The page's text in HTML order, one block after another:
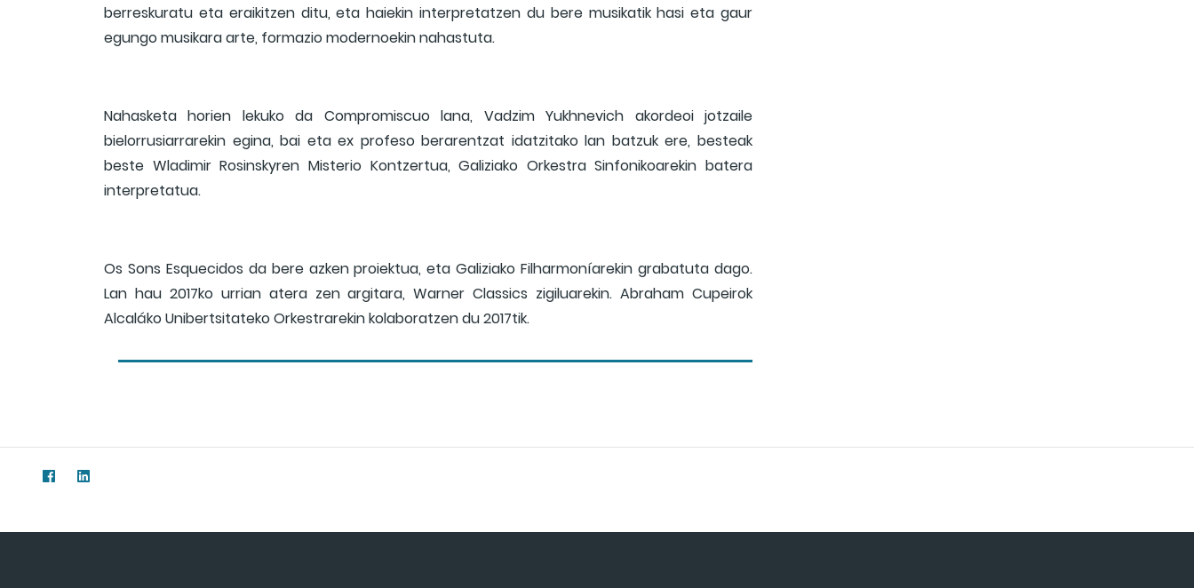
berreskuratu eta eraikitzen ditu, eta haiekin interpretatzen du bere musikatik hasi eta gaur
egungo musikara arte, formazio modernoekin nahastuta.
Nahasketa horien lekuko da Compromiscuo lana, Vadzim Yukhnevich akordeoi jotzaile
bielorrusiarrarekin egina, bai eta ex profeso berarentzat idatzitako lan batzuk ere, besteak
beste Wladimir Rosinskyren Misterio Kontzertua, Galiziako Orkestra Sinfonikoarekin batera
interpretatua.
Os Sons Esquecidos da bere azken proiektua, eta Galiziako Filharmoníarekin grabatuta dago.
Lan hau 2017ko urrian atera zen argitara, Warner Classics zigiluarekin. Abraham Cupeirok
Alcaláko Unibertsitateko Orkestrarekin kolaboratzen du 2017tik.